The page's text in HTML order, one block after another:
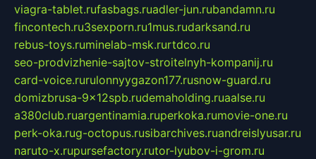
viagra-tablet.rufasbags.ruadler-jun.rubandamn.ru
fincontech.ru3sexporn.ru1mus.rudarksand.ru
rebus-toys.ruminelab-msk.rurtdco.ru
seo-prodvizhenie-sajtov-stroitelnyh-kompanij.ru
card-voice.rurulonnyygazon177.rusnow-guard.ru
domizbrusa-9x12spb.rudemaholding.ruaalse.ru
a380club.ruargentinamia.ruperkoka.rumovie-one.ru
perk-oka.rug-octopus.rusibarchives.ruandreislyusar.ru
naruto-x.rupursefactory.rutor-lyubov-i-grom.ru